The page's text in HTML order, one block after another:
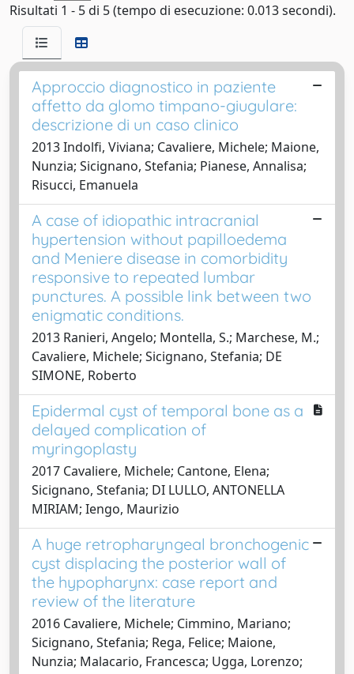
Risultati 1 - 5 di 5 (tempo di esecuzione: 0.013 secondi).
Approccio diagnostico in paziente
affetto da glomo timpano-giugulare:
descrizione di un caso clinico
2013 Indolfi, Viviana; Cavaliere, Michele; Maione,
Nunzia; Sicignano, Stefania; Pianese, Annalisa;
Risucci, Emanuela
A case of idiopathic intracranial
hypertension without papilloedema
and Meniere disease in comorbidity
responsive to repeated lumbar
punctures. A possible link between two
enigmatic conditions.
2013 Ranieri, Angelo; Montella, S.; Marchese, M.;
Cavaliere, Michele; Sicignano, Stefania; DE
SIMONE, Roberto
Epidermal cyst of temporal bone as a
delayed complication of
myringoplasty
2017 Cavaliere, Michele; Cantone, Elena;
Sicignano, Stefania; DI LULLO, ANTONELLA
MIRIAM; Iengo, Maurizio
A huge retropharyngeal bronchogenic
cyst displacing the posterior wall of
the hypopharynx: case report and
review of the literature
2016 Cavaliere, Michele; Cimmino, Mariano;
Sicignano, Stefania; Rega, Felice; Maione,
Nunzia; Malacario, Francesca; Ugga, Lorenzo;